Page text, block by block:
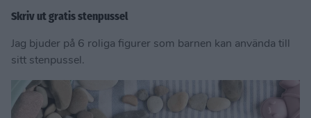
Skriv ut gratis stenpussel
Jag bjuder på 6 roliga figurer som barnen kan använda till
sitt stenpussel.